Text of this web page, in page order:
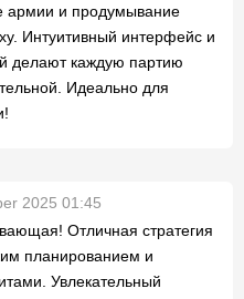
армии и продумывание
Интуитивный интерфейс и
делают каждую партию
Идеально для
2025 01:45
Отличная стратегия
планированием и
Увлекательный